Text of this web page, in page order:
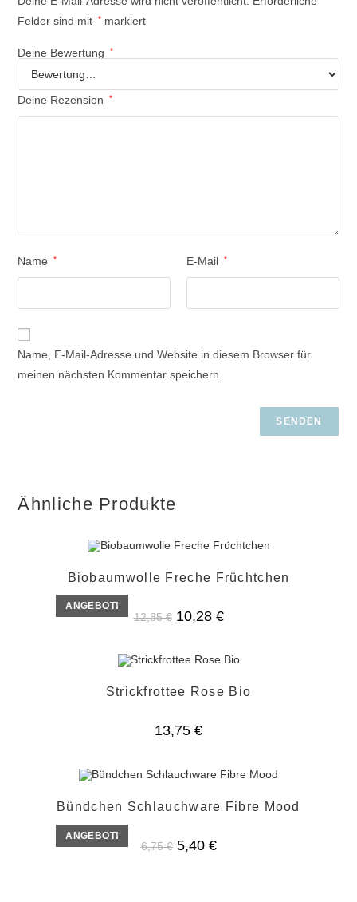
Felder sind mit
* markiert
Deine Bewertung *
Deine Rezension *
Name * E-Mail *
Name, E-Mail-Adresse und Website in diesem Browser für
meinen nächsten Kommentar speichern.
Ähnliche Produkte
ANGEBOT!
Biobaumwolle Freche Früchtchen
12,85€ Ursprünglicher
Preis
10,28 €Aktueller
Preis
Strickfrottee Rose Bio
13,75 €
ANGEBOT!
Bündchen Schlauchware Fibre Mood
6,75€ Ursprünglicher
Preis
5,40 €Aktueller
Preis